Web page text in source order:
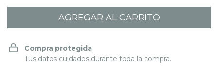
Compra protegida
Tus datos cuidados durante toda la compra.